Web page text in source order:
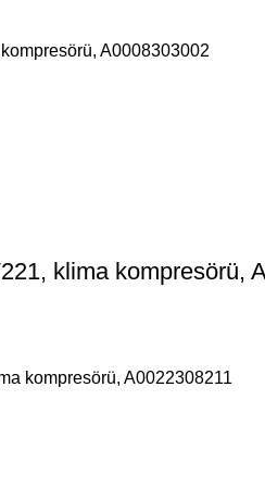
A0008303002
klima kompresörü,
kompresörü, A0022308211